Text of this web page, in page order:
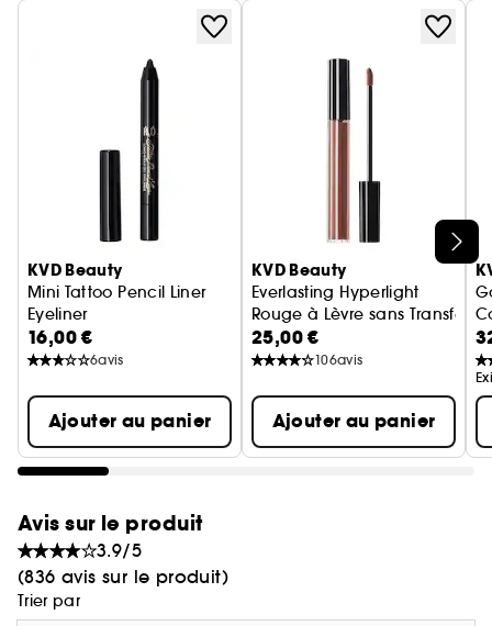
Ignorer le carrousel produits
KVD Beauty
Mini Tattoo Pencil Liner
Eyeliner
16,00 €
6avis
Ajouter au panier
KVD Beauty
Everlasting Hyperlight
Rouge à Lèvre sans Transfert
25,00 €
106avis
Ajouter au panier
Avis sur le produit
3.9/5
(836 avis sur le produit)
Trier par